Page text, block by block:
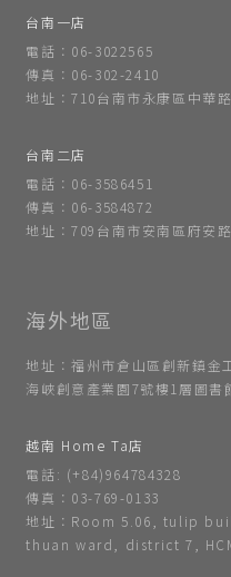
台南一店
電話：06-3022565
傳真：06-302-2410
地址：710台南市永康區中華
台南二店
電話：06-3586451
傳真：06-3584872
地址：709台南市安南區府安
地址：福州市倉山區創新鎮金
海峽創意產業園7號樓1層圖書
越南 Home Ta店
電話: (+84)964784328
傳真：03-769-0133
地址：Room 5.06, tulip
thuan ward, district 7,